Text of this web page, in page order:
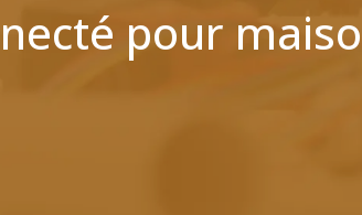
pour